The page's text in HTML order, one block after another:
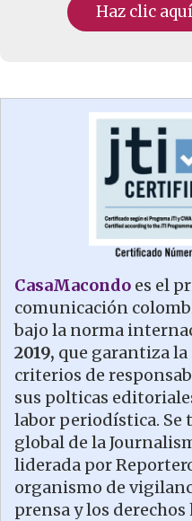
Haz clic
CasaMacondo es el
comunicación
bajo la norma
2019, que garantiza
criterios de
sus polticas
labor periodística.
global de la
liderada por
organismo de
prensa y los derechos